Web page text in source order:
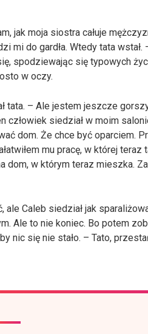
jak moja siostra całuje
mi do gardła. Wtedy tata wstał.
spodziewając się typowych
w oczy.
tata. – Ale jestem jeszcze
człowiek siedział w moim
dom. Że chce być oparciem.
mu pracę, w której teraz
dom, w którym teraz mieszka.
Caleb siedział jak
Ale to nie koniec. Bo potem
nic się nie stało. – Tato,